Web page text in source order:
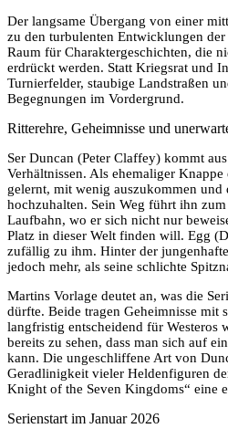
Der langsame Übergang von einer
zu den turbulenten Entwicklungen der
Raum für Charaktergeschichten, die
erdrückt werden. Statt Kriegsrat und
Turnierfelder, staubige Landstraßen
Begegnungen im Vordergrund.
Ritterehre, Geheimnisse und
Ser Duncan (Peter Claffey) kommt
Verhältnissen. Als ehemaliger
gelernt, mit wenig auszukommen und
hochzuhalten. Sein Weg führt ihn
Laufbahn, wo er sich nicht nur
Platz in dieser Welt finden will. Egg
zufällig zu ihm. Hinter der
jedoch mehr, als seine schlichte
Martins Vorlage deutet an, was die
dürfte. Beide tragen Geheimnisse mit
langfristig entscheidend für Westeros
bereits zu sehen, dass man sich auf
kann. Die ungeschliffene Art von
Geradlinigkeit vieler Heldenfiguren
Knight of the Seven Kingdoms“ eine
Serienstart im Januar 2026